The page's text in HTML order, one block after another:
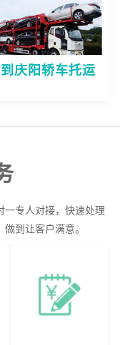
庆阳轿车托运
一专人对接，快速处理
到让客户满意。